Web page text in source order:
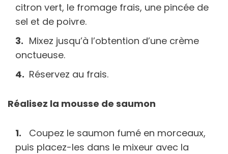
citron vert, le fromage frais, une pincée de
sel et de poivre.
Mixez jusqu’à l’obtention d’une crème
onctueuse.
Réservez au frais.
Réalisez la mousse de saumon
Coupez le saumon fumé en morceaux,
puis placez-les dans le mixeur avec la